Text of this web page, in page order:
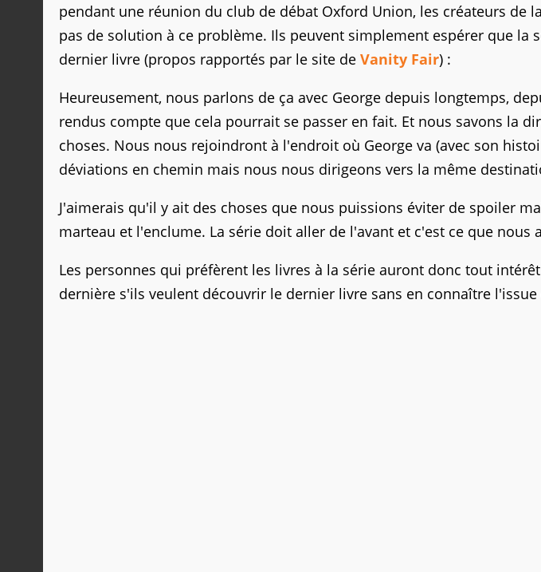
pendant une réunion du club de débat Oxford Union, les créateurs de
pas de solution à ce problème. Ils peuvent simplement espérer que la
dernier livre (propos rapportés par le site de Vanity Fair) :
Heureusement, nous parlons de ça avec George depuis longtemps,
rendus compte que cela pourrait se passer en fait. Et nous savons la
choses. Nous nous rejoindront à l'endroit où George va (avec son
déviations en chemin mais nous nous dirigeons vers la même
J'aimerais qu'il y ait des choses que nous puissions éviter de spoiler
marteau et l'enclume. La série doit aller de l'avant et c'est ce que nous
Les personnes qui préfèrent les livres à la série auront donc tout
dernière s'ils veulent découvrir le dernier livre sans en connaître l'issue